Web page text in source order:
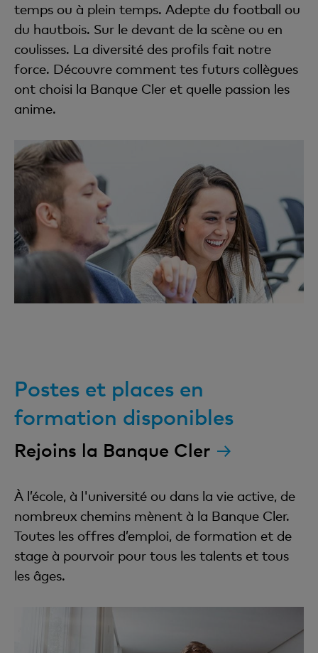
temps ou à plein temps. Adepte du football ou
du hautbois. Sur le devant de la scène ou en
coulisses. La diversité des profils fait notre
force. Découvre comment tes futurs collègues
ont choisi la Banque Cler et quelle passion les
anime.
Postes et places en
formation disponibles
Rejoins la Banque Cler
À l’école, à l'université ou dans la vie active, de
nombreux chemins mènent à la Banque Cler.
Toutes les offres d’emploi, de formation et de
stage à pourvoir pour tous les talents et tous
les âges.